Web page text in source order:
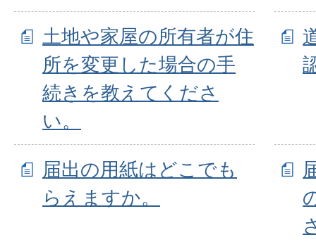
土地や家屋の所有者が住
所を変更した場合の手
続きを教えてくださ
い。
届出の用紙はどこでも
らえますか。